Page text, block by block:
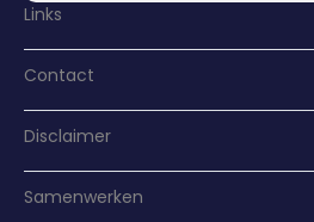
Links
Contact
Disclaimer
Samenwerken